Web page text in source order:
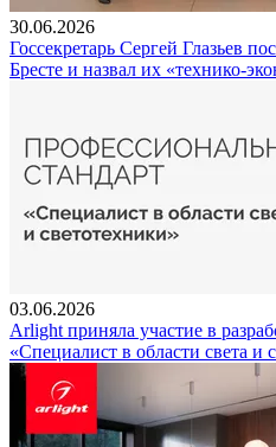
30.06.2026
Госсекретарь Сергей Глазьев
Бресте и назвал их «технико-
03.06.2026
Arlight приняла участие в
«Специалист в области света и